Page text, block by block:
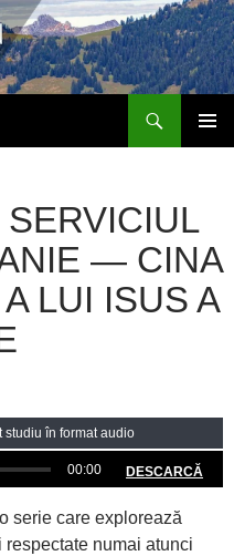
— CINA
LUI ISUS A
studiu în format audio
00:00 DESCARCĂ
serie care explorează
numai atunci